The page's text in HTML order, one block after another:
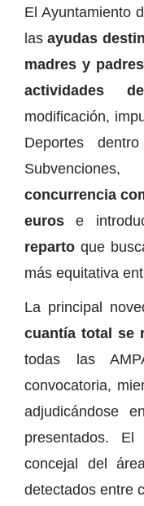
El Ayuntamiento
lasayudas
madres y
actividades
modificación,
Deportes
concurrencia
euros e
reparto que
más equitativa
La principal
cuantía total se
todas las
convocatoria,
adjudicándose
presentados.
concejal del
detectados entre